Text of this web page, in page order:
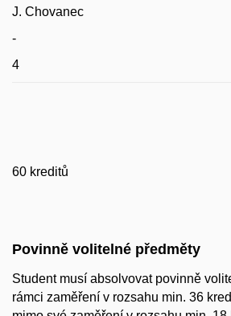
J. Chovanec
-
4
60 kreditů
Povinně volitelné předměty
Student musí absolvovat povinně
rámci zaměření v rozsahu min. 36